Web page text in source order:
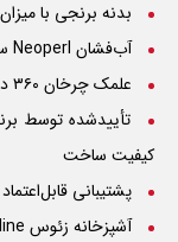
بدنه برنجی با میزان سرب کمتر از 1.2%،
آب‌فشان Neoperl ساخت آلمان برای صرفه‌جویی در مصرف آب
علمک چرخان ۳۶۰ درجه برای پوشش کامل سینک
کیفیت ساخت
پشتیبانی
آشپزخانه زئوس Top line